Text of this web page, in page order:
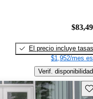
El precio incluye tasas
$1,952/mes
Verif. disponibilidad